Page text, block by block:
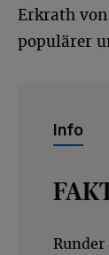
Erkrath
populärer
Info